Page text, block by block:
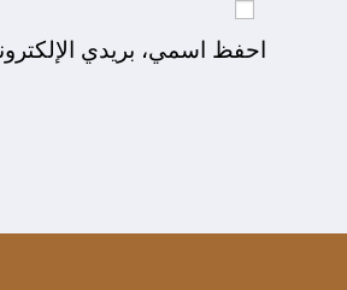
احفظ اسمي، بريدي